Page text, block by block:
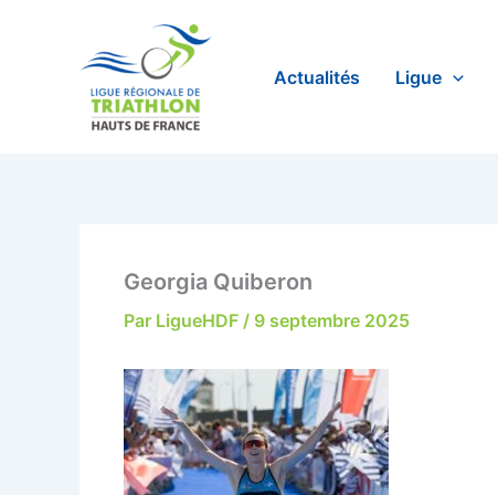
Actualités Ligue
Georgia Quiberon
Par LigueHDF / 9 septembre 2025